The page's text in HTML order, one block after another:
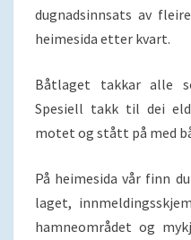
dugnadsinnsats av
heimesida etter kvart.
Båtlaget takkar alle
Spesiell takk til dei
motet og stått på med
På heimesida vår finn
laget,
hamneområdet og